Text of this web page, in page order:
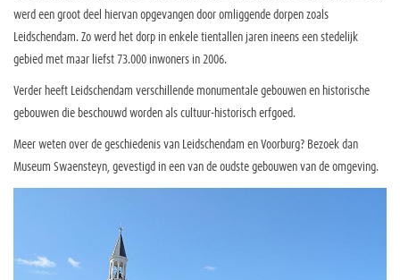
werd een groot deel hiervan opgevangen door omliggende dorpen zoals
Leidschendam. Zo werd het dorp in enkele tientallen jaren ineens een stedelijk
gebied met maar liefst 73.000 inwoners in 2006.
Verder heeft Leidschendam verschillende monumentale gebouwen en historische
gebouwen die beschouwd worden als cultuur-historisch erfgoed.
Meer weten over de geschiedenis van Leidschendam en Voorburg? Bezoek dan
Museum Swaensteyn, gevestigd in een van de oudste gebouwen van de omgeving.